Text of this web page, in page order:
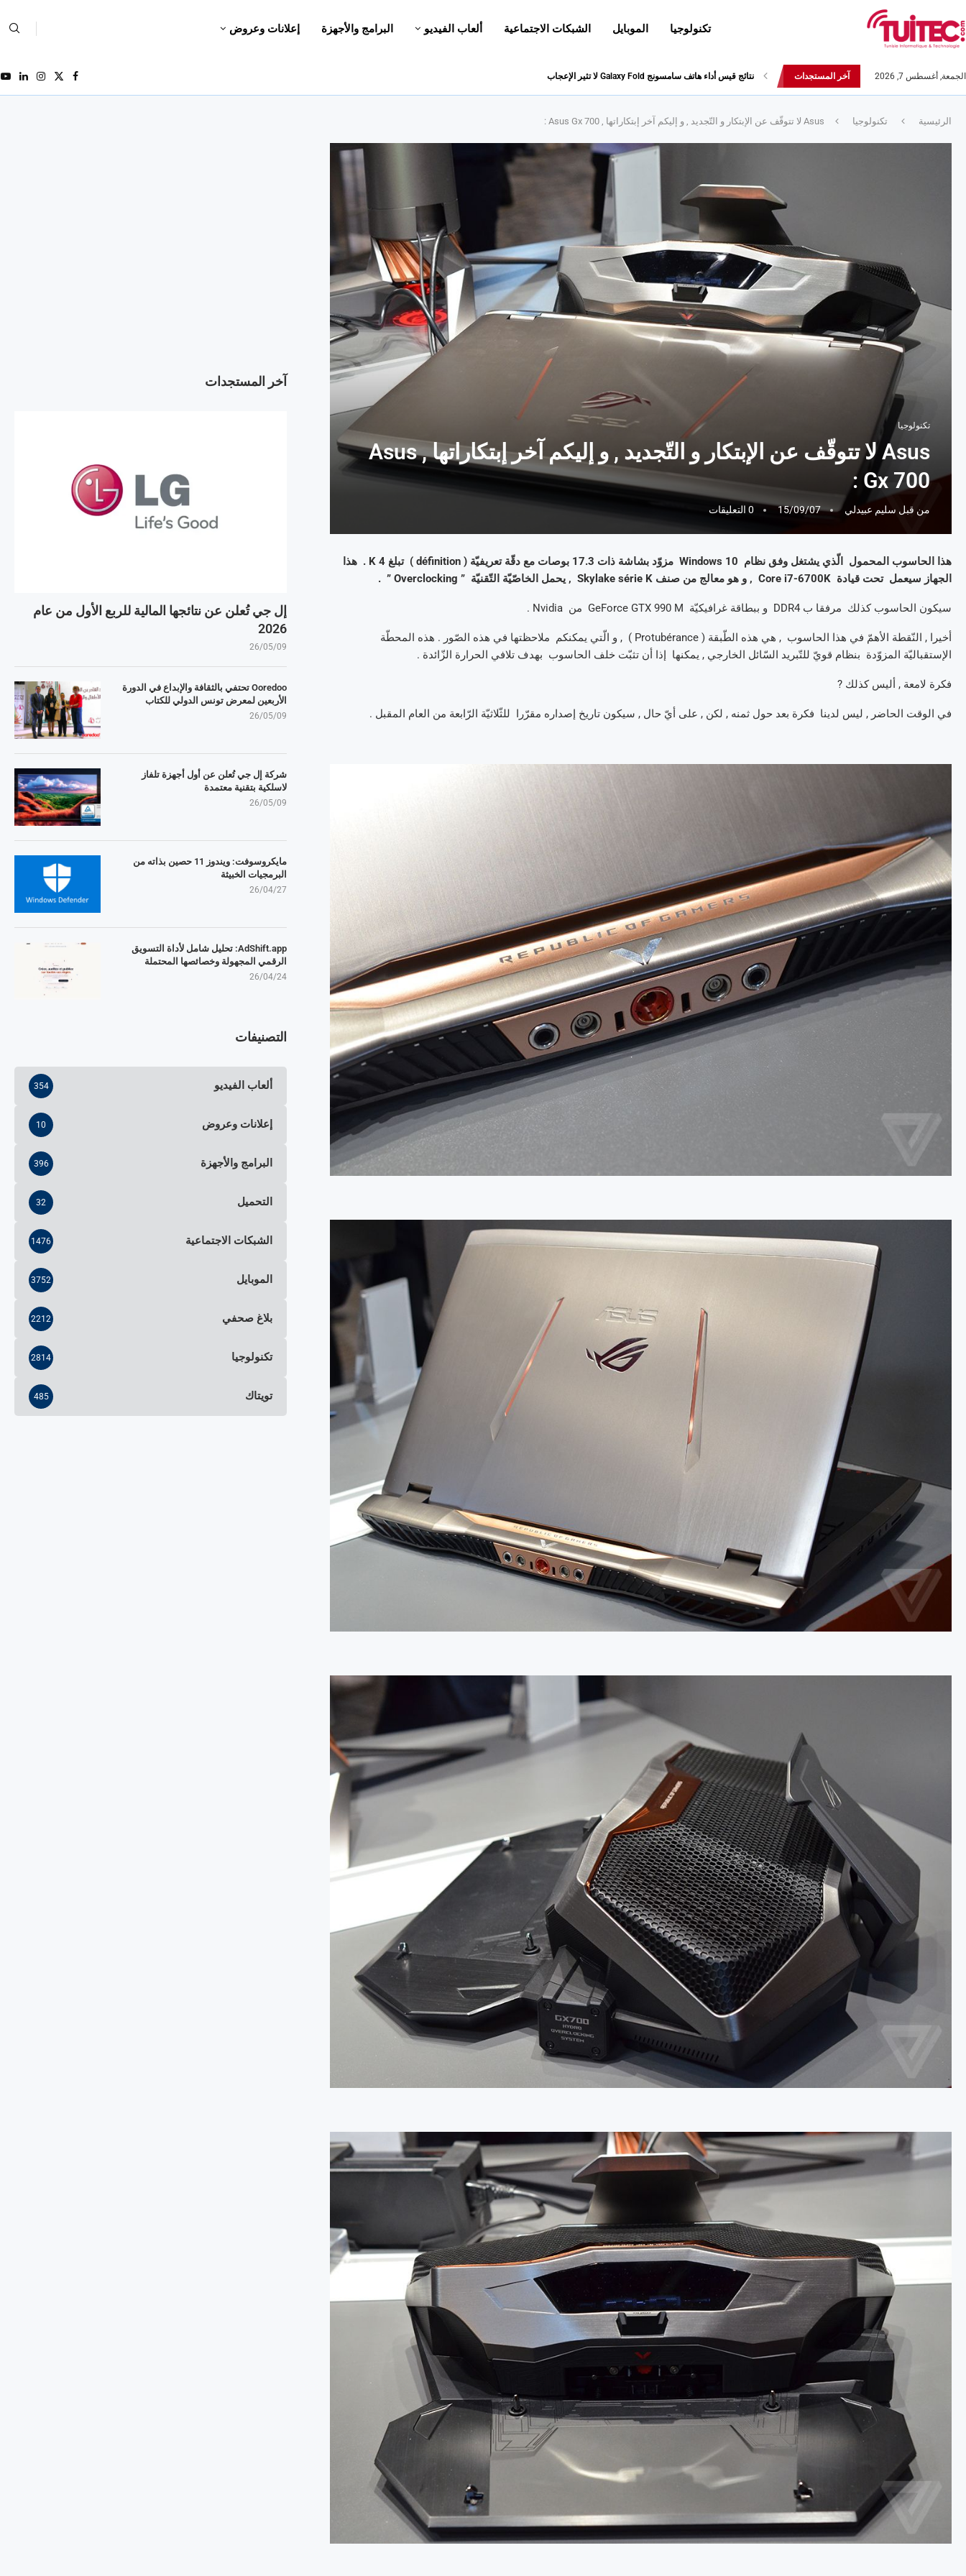
تكنولوجيا الموبايل الشبكات الاجتماعية ألعاب الفيديو البرامج والأجهزة إعلانات وعروض
الجمعة, أغسطس 7, 2026 آخر المستجدات أحدث إصدارات هواوي: هاتف “nova 8 SE” ينطلق رسميا مع أربع...
الرئيسية تكنولوجيا Asus لا تتوقّف عن الإبتكار و التّجديد , و إليكم آخر إبتكاراتها , Asus Gx 700 :
تكنولوجيا
Asus لا تتوقّف عن الإبتكار و التّجديد , و إليكم آخر إبتكاراتها , Asus
Gx 700 :
من قبل سليم عبيدلي 15/09/07 0 التعليقات
هذا الحاسوب المحمول الّذي يشتغل وفق نظام Windows 10 مزوّد بشاشة ذات 17.3 بوصات مع دقّة تعريفيّة ( définition ) تبلغ 4 K . هذا
الجهاز سيعمل تحت قيادة Core i7-6700K , و هو معالج من صنف Skylake série K , يحمل الخاصّيّة التّقنيّة ” Overclocking ” .
سيكون الحاسوب كذلك مرفقا ب DDR4 و ببطاقة غرافيكيّة GeForce GTX 990 M من Nvidia .
أخيرا , النّقطة الأهمّ في هذا الحاسوب , هي هذه الطّبقة ( Protubérance ) , و الّتي يمكنكم ملاحظتها في هذه الصّور . هذه المحطّة
الإستقباليّة المزوّدة بنظام قويّ للتّبريد السّائل الخارجي , يمكنها إذا أن تثبّت خلف الحاسوب بهدف تلافي الحرارة الزّائدة .
فكرة لامعة , أليس كذلك ?
في الوقت الحاضر , ليس لدينا فكرة بعد حول ثمنه , لكن , على أيّ حال , سيكون تاريخ إصداره مقرّرا للثّلاثيّة الرّابعة من العام المقبل .
آخر المستجدات
إل جي تُعلن عن نتائجها المالية للربع الأول من عام
2026
26/05/09
Ooredoo تحتفي بالثقافة والإبداع في الدورة
الأربعين لمعرض تونس الدولي للكتاب
26/05/09
شركة إل جي تُعلن عن أول أجهزة تلفاز
لاسلكية بتقنية معتمدة
26/05/09
مايكروسوفت: ويندوز 11 حصين بذاته من
البرمجيات الخبيثة
26/04/27
AdShift.app: تحليل شامل لأداة التسويق
الرقمي المجهولة وخصائصها المحتملة
26/04/24
التصنيفات
ألعاب الفيديو 354
إعلانات وعروض 10
البرامج والأجهزة 396
التحميل 32
الشبكات الاجتماعية 1476
الموبايل 3752
بلاغ صحفي 2212
تكنولوجيا 2814
تويتاك 485